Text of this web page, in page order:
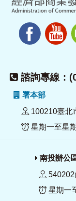
諮詢專線：
署本部
100210臺北
星期一至星
南投辦公
星期一